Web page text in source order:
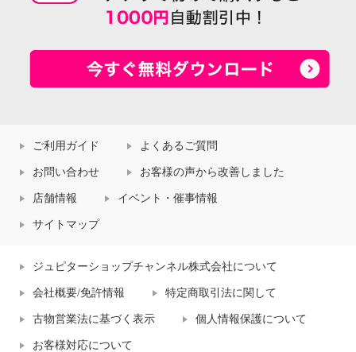
ご利用ガイド よくあるご質問
お問い合わせ お客様の声から改善しました
店舗情報 イベント・催事情報
サイトマップ
ジュピターショップチャンネル株式会社について
会社概要/免許情報 特定商取引法に関して
古物営業法に基づく表示 個人情報保護について
お客様対応について